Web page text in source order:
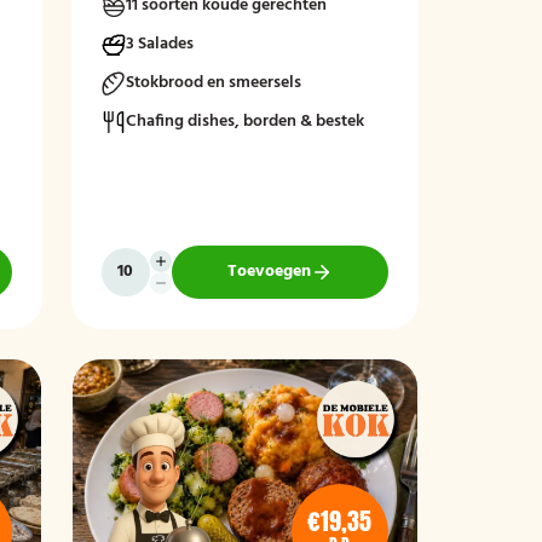
3 Salades
Stokbrood en smeersels
Chafing dishes, borden & bestek
Toevoegen
€19,35